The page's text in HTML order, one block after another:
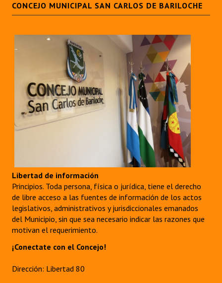
CONCEJO MUNICIPAL SAN CARLOS DE BARILOCHE
Libertad de información
Principios. Toda persona, física o jurídica, tiene el derecho
de libre acceso a las fuentes de información de los actos
legislativos, administrativos y jurisdiccionales emanados
del Municipio, sin que sea necesario indicar las razones que
motivan el requerimiento.
¡Conectate con el Concejo!
Dirección: Libertad 80